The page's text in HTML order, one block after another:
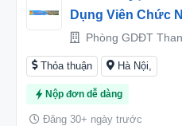
Dụng Viên Chức
Phòng GDĐT
Thỏa thuận Hà Nội,
Nộp đơn dễ dàng
Đăng 30+ ngày trước